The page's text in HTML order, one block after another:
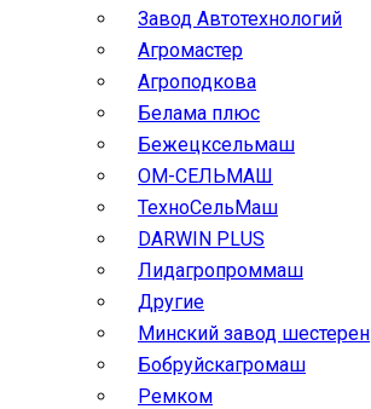
Завод Автотехнологий
Агромастер
Агроподкова
Белама плюс
Бежецксельмаш
ОМ-СЕЛЬМАШ
ТехноСельМаш
DARWIN PLUS
Лидагропроммаш
Другие
Минский завод шестерен
Бобруйскагромаш
Ремком